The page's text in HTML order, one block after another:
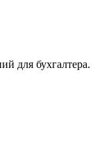
для бухгалтера.